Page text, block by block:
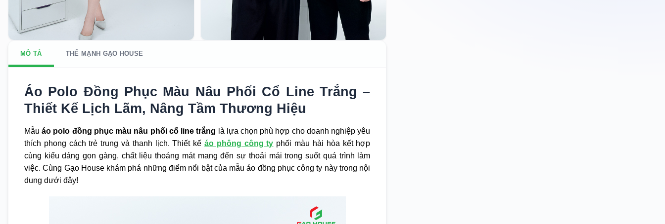
MÔ TẢ THẾ MẠNH GẠO HOUSE
Áo Polo Đồng Phục Màu Nâu Phối Cổ Line Trắng –
Thiết Kế Lịch Lãm, Nâng Tầm Thương Hiệu
Mẫuáo polo đồng phục màu nâu phối cổ line trắng là lựa chọn phù hợp cho doanh nghiệp yêu
thích phong cách trẻ trung và thanh lịch. Thiết kếáo phông công ty phối màu hài hòa kết hợp
cùng kiểu dáng gọn gàng, chất liệu thoáng mát mang đến sự thoải mái trong suốt quá trình làm
việc. Cùng Gạo House khám phá những điểm nổi bật của mẫu áo đồng phục công ty này trong nội
dung dưới đây!